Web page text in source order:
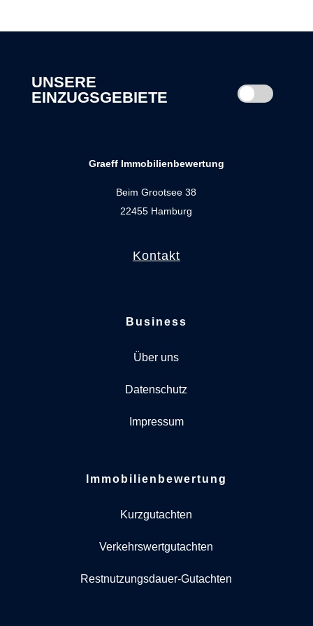
UNSERE
EINZUGSGEBIETE
Graeff Immobilienbewertung
Beim Grootsee 38
22455 Hamburg
Kontakt
Business
Über uns
Datenschutz
Impressum
Immobilienbewertung
Kurzgutachten
Verkehrswertgutachten
Restnutzungsdauer-Gutachten